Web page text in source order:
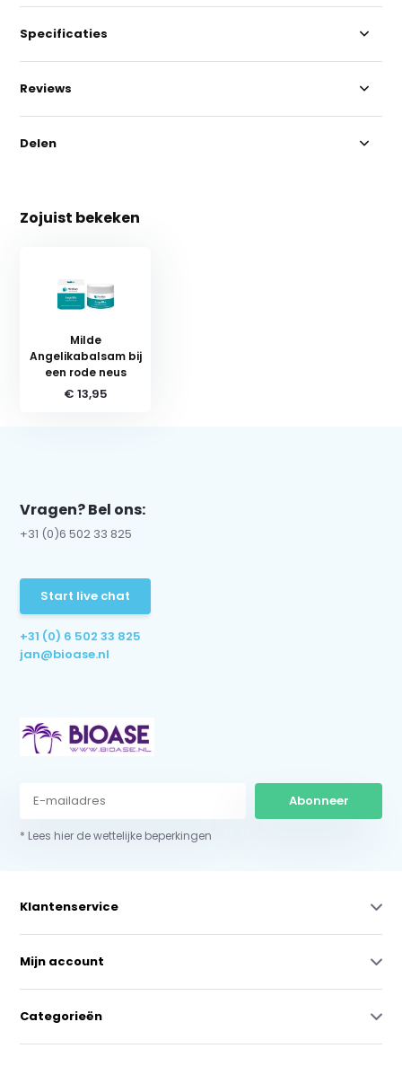
Specificaties
Reviews
Delen
Zojuist bekeken
Milde
Angelikabalsam bij
een rode neus
€ 13,95
Vragen? Bel ons:
+31 (0)6 502 33 825
Start live chat
+31 (0) 6 502 33 825
jan@bioase.nl
Abonneer
* Lees hier de wettelijke beperkingen
Klantenservice
Mijn account
Categorieën